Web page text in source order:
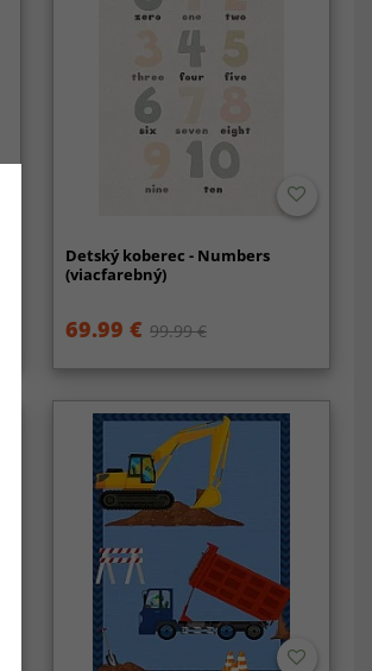
Detský koberec - Numbers
(viacfarebný)
69.99 € 99.99 €